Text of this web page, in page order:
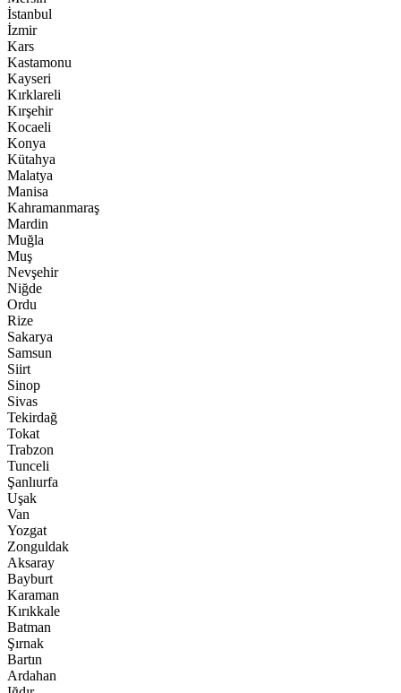
İstanbul
İzmir
Kars
Kastamonu
Kayseri
Kırklareli
Kırşehir
Kocaeli
Konya
Kütahya
Malatya
Manisa
Kahramanmaraş
Mardin
Muğla
Muş
Nevşehir
Niğde
Ordu
Rize
Sakarya
Samsun
Siirt
Sinop
Sivas
Tekirdağ
Tokat
Trabzon
Tunceli
Şanlıurfa
Uşak
Van
Yozgat
Zonguldak
Aksaray
Bayburt
Karaman
Kırıkkale
Batman
Şırnak
Bartın
Ardahan